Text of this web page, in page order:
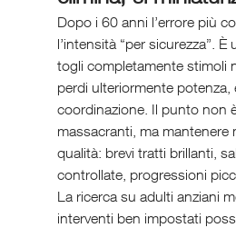
Dopo i 60 anni l’errore più
l’intensità “per sicurezza”.
togli completamente stimoli
perdi ulteriormente potenza,
coordinazione. Il punto non
massacranti, ma mantenere
qualità: brevi tratti brillanti,
controllate, progressioni
La ricerca su adulti anziani
interventi ben impostati